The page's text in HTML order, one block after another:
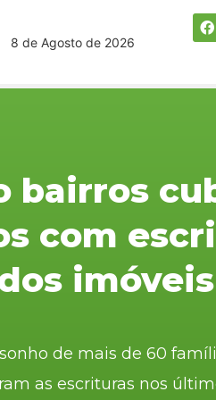
8 de Agosto de 2026
bairros
com
imóveis
de mais de 60
as escrituras nos